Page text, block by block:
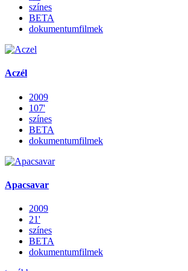
színes
BETA
dokumentumfilmek
Aczél
2009
107'
színes
BETA
dokumentumfilmek
Apacsavar
2009
21'
színes
BETA
dokumentumfilmek